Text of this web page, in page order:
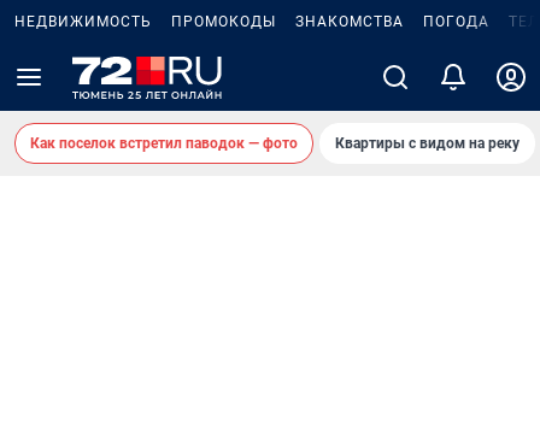
НЕДВИЖИМОСТЬ ПРОМОКОДЫ ЗНАКОМСТВА ПОГОДА
Как поселок встретил паводок — фото Квартиры с видом на реку